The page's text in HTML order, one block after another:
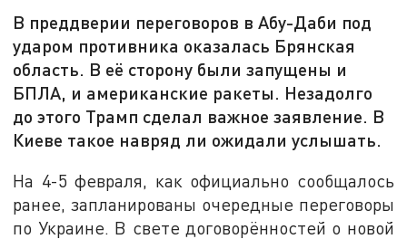
В преддверии переговоров в Абу-Даби под
ударом противника оказалась Брянская
область. В её сторону были запущены и
БПЛА, и американские ракеты. Незадолго
до этого Трамп сделал важное заявление. В
Киеве такое навряд ли ожидали услышать.
На 4-5 февраля, как официально сообщалось
ранее, запланированы очередные переговоры
по Украине. В свете договорённостей о новой